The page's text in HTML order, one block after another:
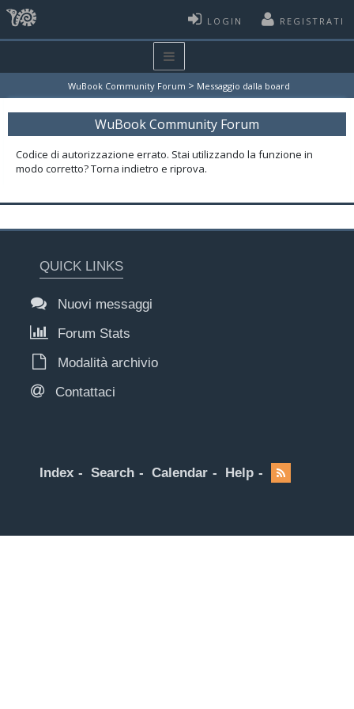
LOGIN REGISTRATI
WuBook Community Forum > Messaggio dalla board
WuBook Community Forum
Codice di autorizzazione errato. Stai utilizzando la funzione in
modo corretto? Torna indietro e riprova.
QUICK LINKS
Nuovi messaggi
Forum Stats
Modalità archivio
Contattaci
Index Search Calendar Help